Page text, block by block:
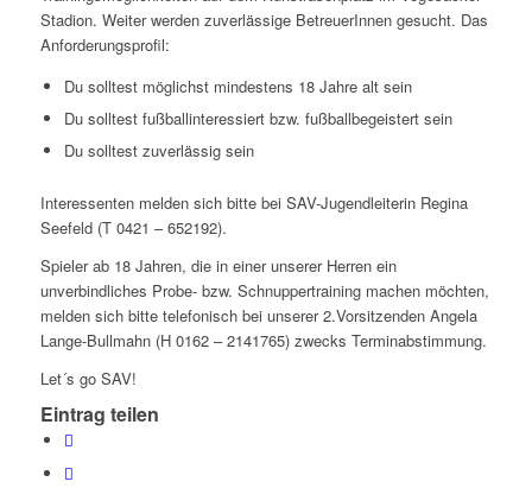
Stadion. Weiter werden zuverlässige BetreuerInnen gesucht. Das
Anforderungsprofil:
Du solltest möglichst mindestens 18 Jahre alt sein
Du solltest fußballinteressiert bzw. fußballbegeistert sein
Du solltest zuverlässig sein
Interessenten melden sich bitte bei SAV-Jugendleiterin Regina
Seefeld (T 0421 – 652192).
Spieler ab 18 Jahren, die in einer unserer Herren ein
unverbindliches Probe- bzw. Schnuppertraining machen möchten,
melden sich bitte telefonisch bei unserer 2.Vorsitzenden Angela
Lange-Bullmahn (H 0162 – 2141765) zwecks Terminabstimmung.
Let´s go SAV!
Eintrag teilen